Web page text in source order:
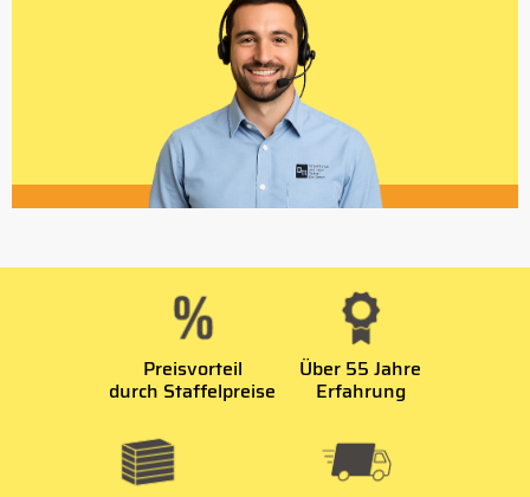
Preisvorteil
durch Staffelpreise
Über 55 Jahre
Erfahrung